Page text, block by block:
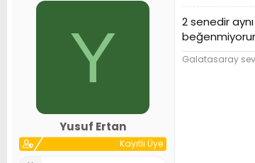
Y
Yusuf Ertan
Kayıtlı Üye
2 senedir
Galatasaray